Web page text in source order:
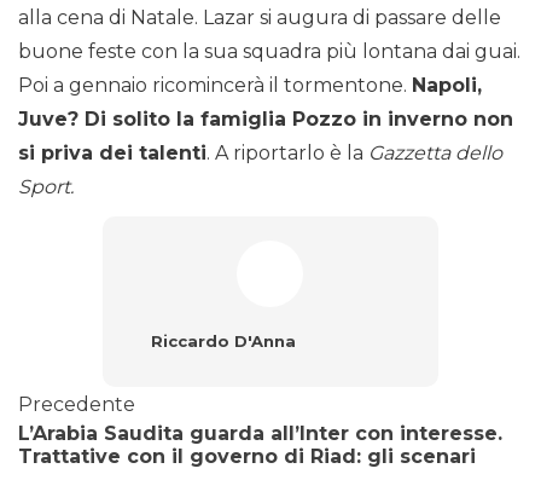
alla cena di Natale. Lazar si augura di passare delle
buone feste con la sua squadra più lontana dai guai.
Poi a gennaio ricomincerà il tormentone. Napoli,
Juve? Di solito la famiglia Pozzo in inverno non
si priva dei talenti. A riportarlo è la Gazzetta dello
Sport.
Riccardo D'Anna
Precedente
L’Arabia Saudita guarda all’Inter con interesse.
Trattative con il governo di Riad: gli scenari